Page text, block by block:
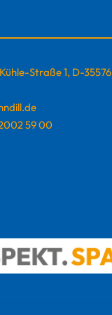
Straße 1, D-35576
59 00